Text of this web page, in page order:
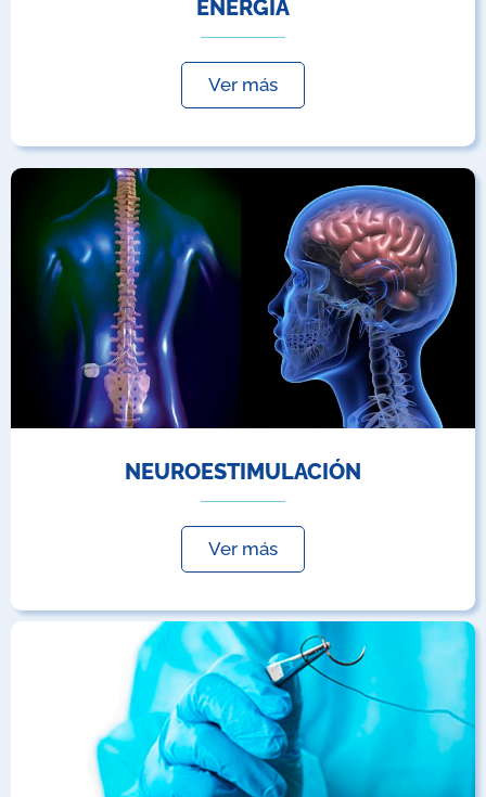
ENERGÍA
Ver más
NEUROESTIMULACIÓN
Ver más